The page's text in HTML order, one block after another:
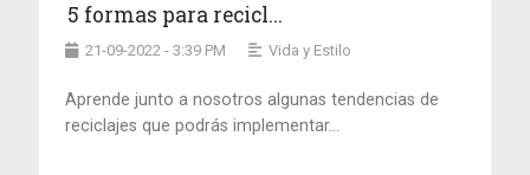
5 formas para recicl...
21-09-2022 - 3:39 PM Vida y Estilo
Aprende junto a nosotros algunas tendencias de
reciclajes que podrás implementar...